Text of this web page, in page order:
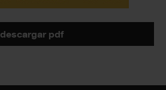
descargar pdf